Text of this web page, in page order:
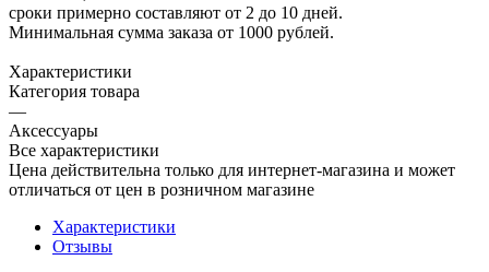
сроки примерно составляют от 2 до 10 дней.
Минимальная сумма заказа от 1000 рублей.
Характеристики
Категория товара
—
Аксессуары
Все характеристики
Цена действительна только для интернет-магазина и может
отличаться от цен в розничном магазине
Характеристики
Отзывы